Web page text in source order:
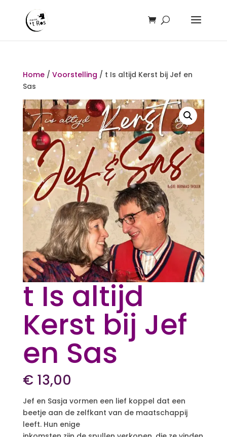
Home/ Voorstelling / t Is altijd Kerst bij Jef en
Sas
t Is altijd
Kerst bij Jef
en Sas
€13,00
Jef en Sasja vormen een lief koppel dat een
beetje aan de zelfkant van de maatschappij
leeft. Hun enige